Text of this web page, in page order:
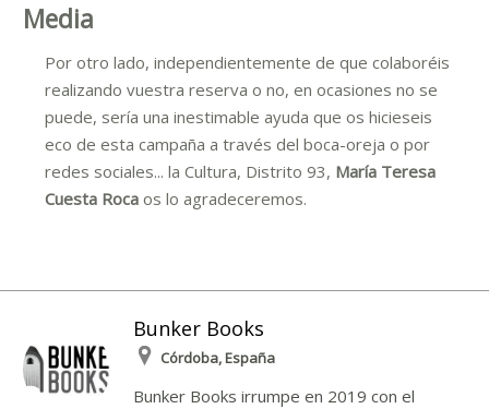
Media
Por otro lado, independientemente de que colaboréis
realizando vuestra reserva o no, en ocasiones no se
puede, sería una inestimable ayuda que os hicieseis
eco de esta campaña a través del boca-oreja o por
redes sociales... la Cultura, Distrito 93, María Teresa
Cuesta Roca os lo agradeceremos.
Bunker Books
Córdoba, España
Bunker Books irrumpe en 2019 con el